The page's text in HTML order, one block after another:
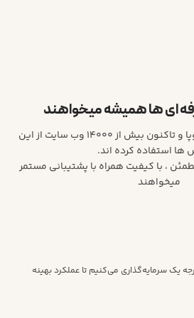
ای ها همیشه میخواهند
با سرورهایی در ایران و اروپا و تاکنون بیش از ۱۴۰۰۰ وب سایت از این
استفاده کرده اند.
، با کیفیت همراه با پشتیبانی مستمر
میخواهند
یک سرمایه‌گذاری می‌کنیم تا عملکرد بهینه